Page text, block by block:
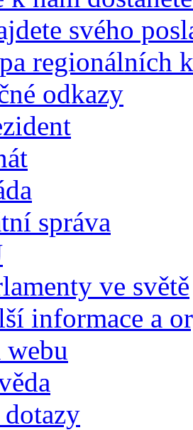
svého
regionálních
odkazy
správa
ve světě
informace a
webu
dotazy